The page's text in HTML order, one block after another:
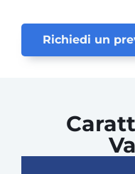
Richiedi un